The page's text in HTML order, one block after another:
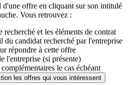
d'une offre en cliquant sur son intitulé
Vous retrouvez :
recherché et les éléments de contrat
du candidat recherché par l'entreprise
répondre à cette offre
l'entreprise (si présente)
le cas échéant
les offres qui vous intéressent